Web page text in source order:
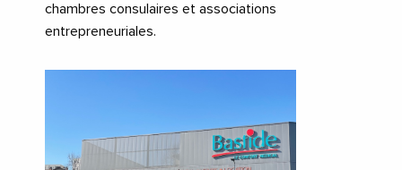
chambres consulaires et associations
entrepreneuriales.